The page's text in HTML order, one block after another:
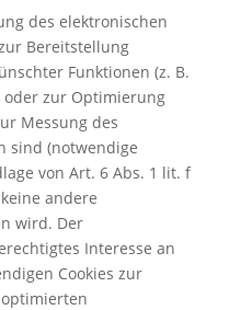
des elektronischen
Bereitstellung
Funktionen (z. B.
zur Optimierung
Messung des
sind (notwendige
von Art. 6 Abs. 1 lit. f
andere
wird. Der
Interesse an
Cookies zur